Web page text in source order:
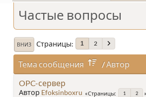
Частые вопросы
ВНИЗ Страницы 1 2
Тема сообщения / Автор
OPC-сервер
Автор Efoksinboxru Страницы 1 2